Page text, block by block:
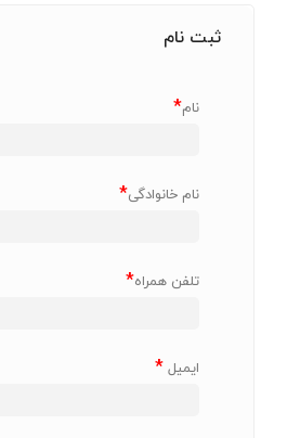
ثبت نام
نام*
نام خانوادگی*
تلفن همراه*
ایمیل*